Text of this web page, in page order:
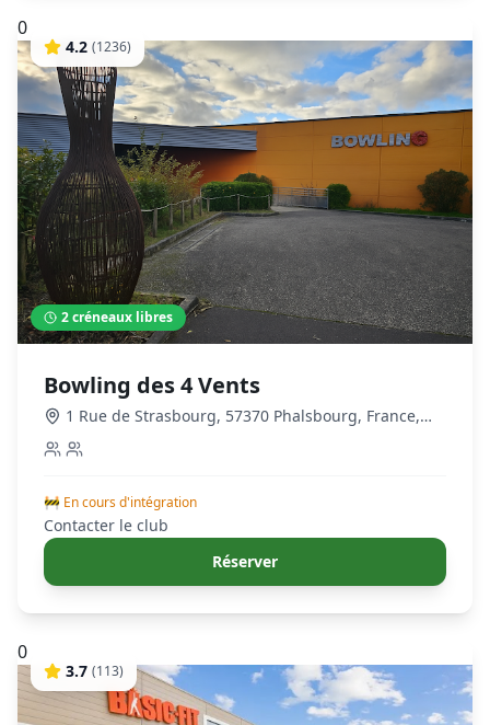
0
4.2 (1236)
2créneaux libres
Bowling des 4 Vents
1 Rue de Strasbourg, 57370 Phalsbourg, France,
Phalsbourg
🚧 En cours d'intégration
Contacter le club
Réserver
0
3.7 (113)